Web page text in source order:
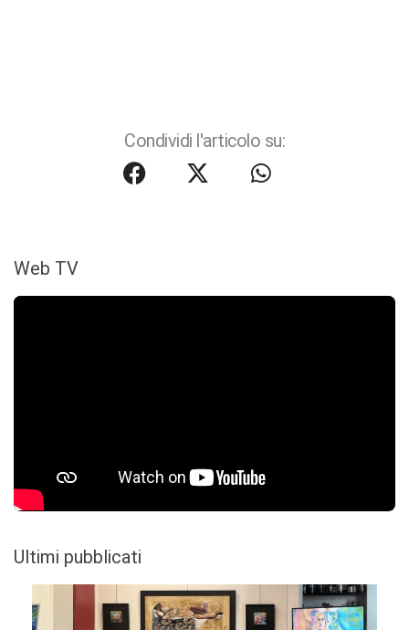
Condividi l'articolo su:
Web TV
Ultimi pubblicati